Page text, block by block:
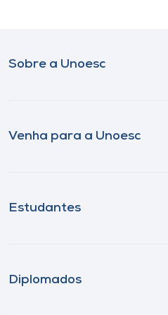
Sobre a Unoesc
Venha para a Unoesc
Estudantes
Diplomados